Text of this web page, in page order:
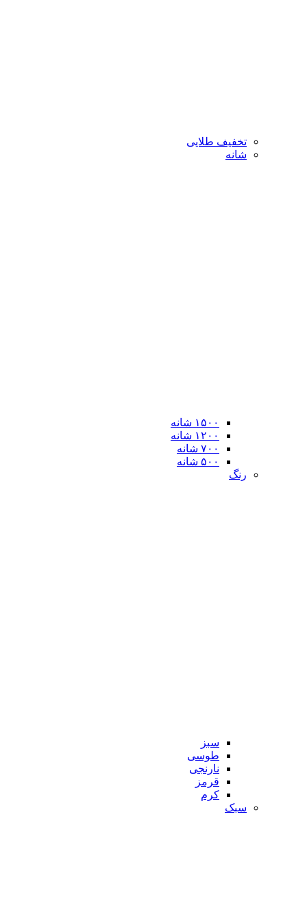
تخفیف طلایی
شانه
۱۵۰۰ شانه
۱۲۰۰ شانه
۷۰۰ شانه
۵۰۰ شانه
رنگ
سبز
طوسی
نارنجی
قرمز
کرم
سبک